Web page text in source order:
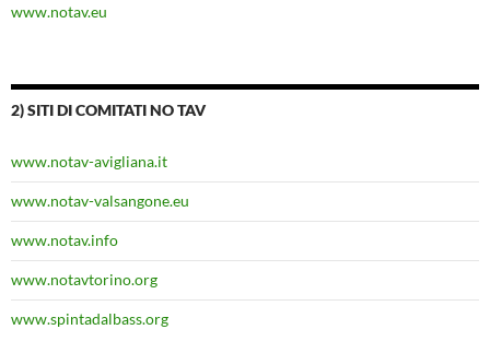
www.notav.eu
2) SITI DI COMITATI NO TAV
www.notav-avigliana.it
www.notav-valsangone.eu
www.notav.info
www.notavtorino.org
www.spintadalbass.org